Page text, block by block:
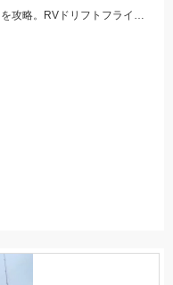
アフター回復のバスを狙ってシャローエリアを攻略。RVドリフトフライ、フリックシェイク4.8インチでの釣果でした。